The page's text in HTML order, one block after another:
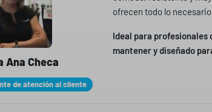
Ana Checa
de atención al cliente
ofrecen todo lo
Ideal para
mantener y diseñado